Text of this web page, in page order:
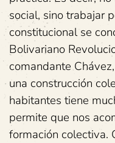
social, sino trabajar
constitucional se
Bolivariano
comandante
una construcción
habitantes tiene
permite que nos
formación colectiva.